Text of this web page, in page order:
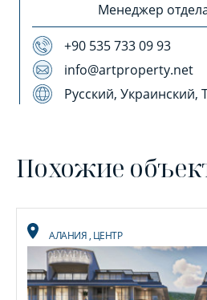
Менеджер
+90 535 733 09 93
info@artproperty.net
Русский, Украинский,
Похожие
АЛАНИЯ, ЦЕНТР